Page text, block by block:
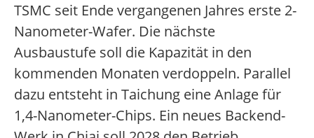
TSMC seit Ende vergangenen Jahres erste 2-
Nanometer-Wafer. Die nächste
Ausbaustufe soll die Kapazität in den
kommenden Monaten verdoppeln. Parallel
dazu entsteht in Taichung eine Anlage für
1,4-Nanometer-Chips. Ein neues Backend-